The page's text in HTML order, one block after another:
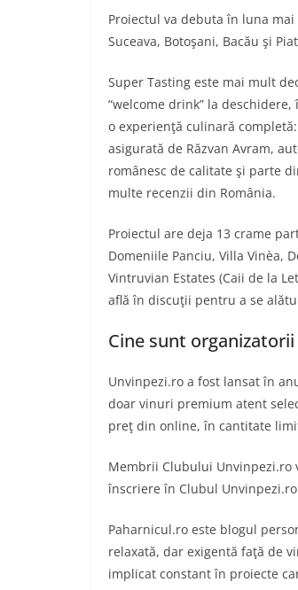
Proiectul va debuta în luna
Suceava, Botoşani, Bacău şi
Super Tasting este mai mult
“welcome drink” la
o experienţă culinară
asigurată de Răzvan Avram,
românesc de calitate şi parte
multe recenzii din România.
Proiectul are deja 13 crame
Domeniile Panciu, Villa Vinèa,
Vintruvian Estates (Caii de la
află în discuţii pentru a se
Cine sunt organizatorii
Unvinpezi.ro a fost lansat în
doar vinuri premium atent
preţ din online, în cantitate
Membrii Clubului Unvinpezi.ro
înscriere în Clubul
Paharnicul.ro este blogul
relaxată, dar exigentă faţă de
implicat constant în proiecte